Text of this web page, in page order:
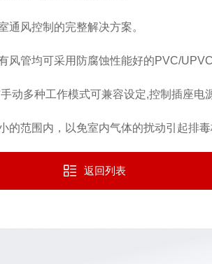
风控制的完整解决方案。
均可采用防腐蚀性能好的PVC/UPVC
多种工作模式可兼容设定,控制插座电
范围内，以免室内气体的扰动引起排毒
返回列表